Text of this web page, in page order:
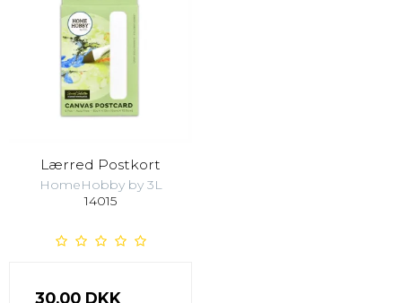
Lærred Postkort
HomeHobby by 3L
14015
30,00 DKK